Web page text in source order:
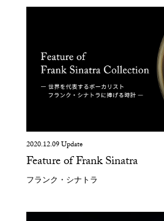
2020.12.09 Update
Feature of Frank Sinatra
フランク・シナトラ